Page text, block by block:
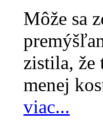
Môže sa
zistila, že
menej
viac...